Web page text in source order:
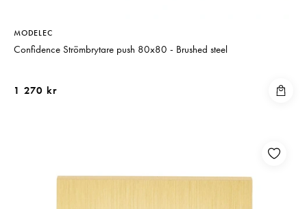
MODELEC
Confidence Strömbrytare push 80x80 - Brushed steel
1 270 kr